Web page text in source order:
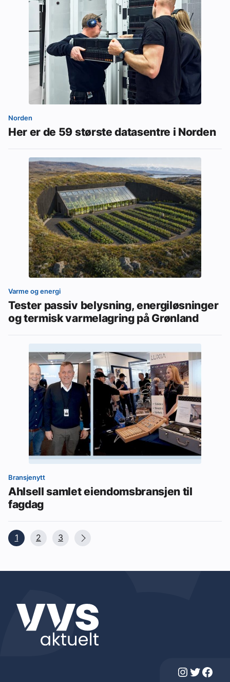
Norden
Her er de 59 største datasentre i Norden
Varme og energi
Tester passiv belysning, energiløsninger
og termisk varmelagring på Grønland
Bransjenytt
Ahlsell samlet eiendomsbransjen til
fagdag
1 2 3
Instagram Twitter Facebook